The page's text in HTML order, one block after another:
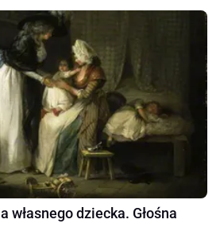
własnego dziecka. Głośna